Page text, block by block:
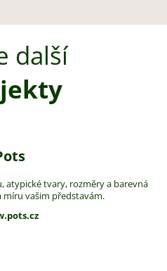
další
atypické tvary, rozměry a barevná
míru vašim představám.